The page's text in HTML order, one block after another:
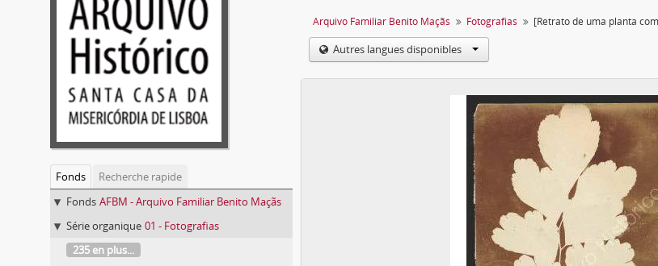
Fonds
Recherche rapide
Fonds AFBM - Arquivo Familiar Benito Maçãs
Série organique 01 - Fotografias
235 en plus...
Arquivo Familiar Benito Maçãs Fotografias
Autres langues disponibles